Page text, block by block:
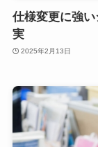
仕様変更に強
実
2025年2月13日